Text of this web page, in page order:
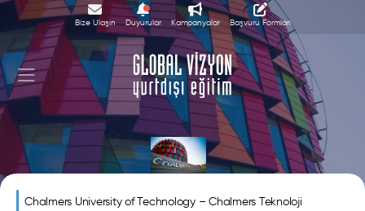
Bize Ulaşın Duyurular Kampanyalar Başvuru Formları
Chalmers University of Technology
Chalmers University of Technology – Chalmers Teknoloji